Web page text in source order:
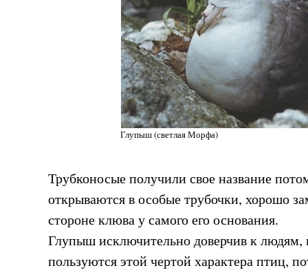
Глупыш (светлая Морфа)
Трубконосые получили свое название
открываются в особые трубочки, хорошо
стороне клюва у самого его основания.
Глупыш исключительно доверчив к людям,
пользуются этой чертой характера птиц,